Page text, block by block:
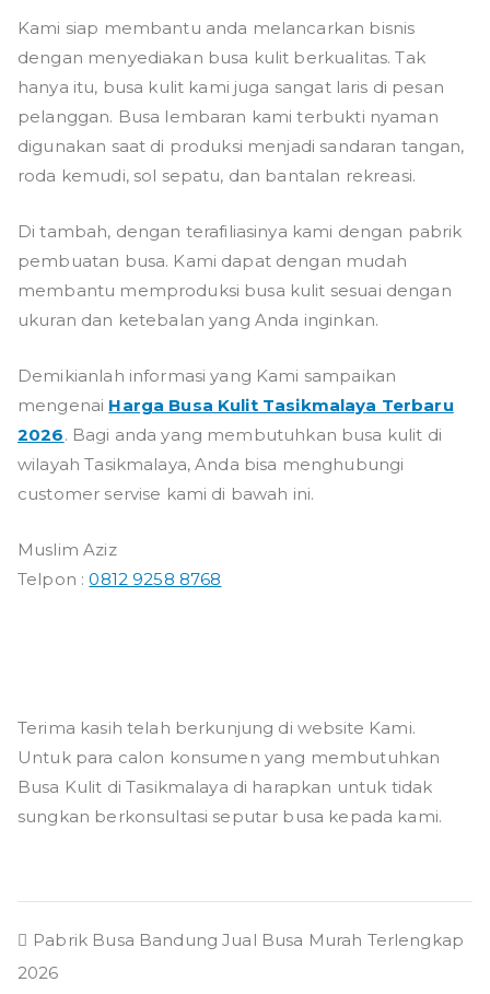
Kami siap membantu anda melancarkan bisnis
dengan menyediakan busa kulit berkualitas. Tak
hanya itu, busa kulit kami juga sangat laris di pesan
pelanggan. Busa lembaran kami terbukti nyaman
digunakan saat di produksi menjadi sandaran tangan,
roda kemudi, sol sepatu, dan bantalan rekreasi.
Di tambah, dengan terafiliasinya kami dengan pabrik
pembuatan busa. Kami dapat dengan mudah
membantu memproduksi busa kulit sesuai dengan
ukuran dan ketebalan yang Anda inginkan.
Demikianlah informasi yang Kami sampaikan
mengenai Harga Busa Kulit Tasikmalaya Terbaru
2026. Bagi anda yang membutuhkan busa kulit di
wilayah Tasikmalaya, Anda bisa menghubungi
customer servise kami di bawah ini.
Muslim Aziz
Telpon :0812 9258 8768
Terima kasih telah berkunjung di website Kami.
Untuk para calon konsumen yang membutuhkan
Busa Kulit di Tasikmalaya di harapkan untuk tidak
sungkan berkonsultasi seputar busa kepada kami.
Navigasi
Pabrik Busa Bandung Jual Busa Murah Terlengkap
2026